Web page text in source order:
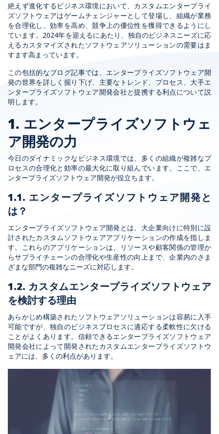
絶えず進化するビジネス環境において、カスタムエンタープライ
ズソフトウェアはゲームチェンジャーとして登場し、組織が業務
を合理化し、効率を高め、競争上の優位性を獲得できるようにし
ています。2024年を迎えるにあたり、独自のビジネスニーズに応
えるカスタマイズされたソフトウェアソリューションの需要はま
すます高まっています。
この包括的なブログ記事では、エンタープライズソフトウェア開
発の世界を詳しく掘り下げ、主要なトレンド、プロセス、大手エ
ンタープライズソフトウェア開発会社と提携する利点について説
明します。
1. エンタープライズソフトウェ
ア開発の力
今日のダイナミックなビジネス環境では、多くの組織が複雑なプ
ロセスの合理化と効率の最大化に取り組んでいます。ここで、エ
ンタープライズソフトウェア開発が役立ちます。
1.1. エンタープライズソフトウェア開発と
は？
エンタープライズソフトウェア開発とは、大企業向けに特別に設
計されたカスタムソフトウェアアプリケーションの作成を指しま
す。これらのアプリケーションは、リソースや顧客関係の管理か
らサプライチェーンの合理化や生産性の向上まで、企業内のさま
ざまな部門の複雑なニーズに対応します。
1.2. カスタムエンタープライズソフトウェア
を検討する理由
あらかじめ構築されたソフトウェアソリューションは容易に入手
可能ですが、独自のビジネスプロセスに適応する柔軟性に欠ける
ことがよくあります。信頼できるエンタープライズソフトウェア
開発会社によって開発されたカスタムエンタープライズソフトウ
ェアには、多くの利点があります。